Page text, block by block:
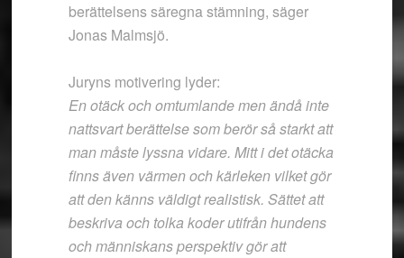
berättelsens säregna stämning, säger
Jonas Malmsjö.
Juryns motivering lyder:
En otäck och omtumlande men ändå inte
nattsvart berättelse som berör så starkt att
man måste lyssna vidare. Mitt i det otäcka
finns även värmen och kärleken vilket gör
att den känns väldigt realistisk. Sättet att
beskriva och tolka koder utifrån hundens
och människans perspektiv gör att